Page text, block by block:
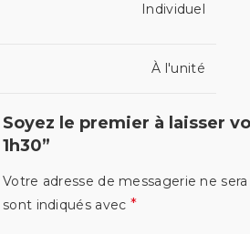
Individuel
À l'unité
Soyez le premier à laisser
1h30”
Votre adresse de messagerie ne
sont indiqués avec *